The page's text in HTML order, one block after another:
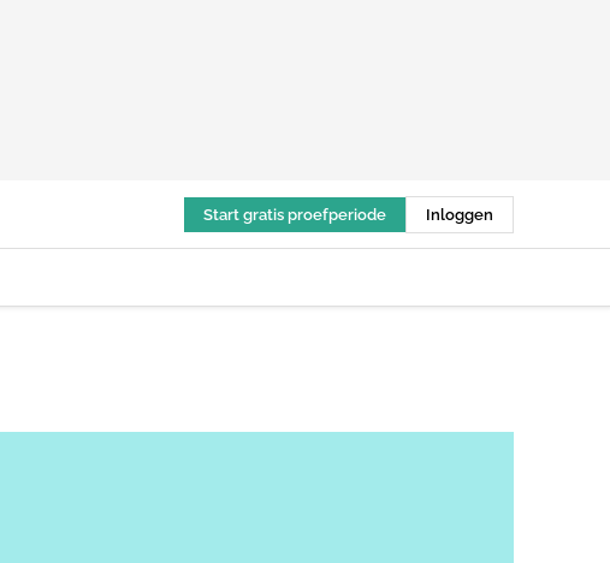
Start gratis proefperiode Inloggen